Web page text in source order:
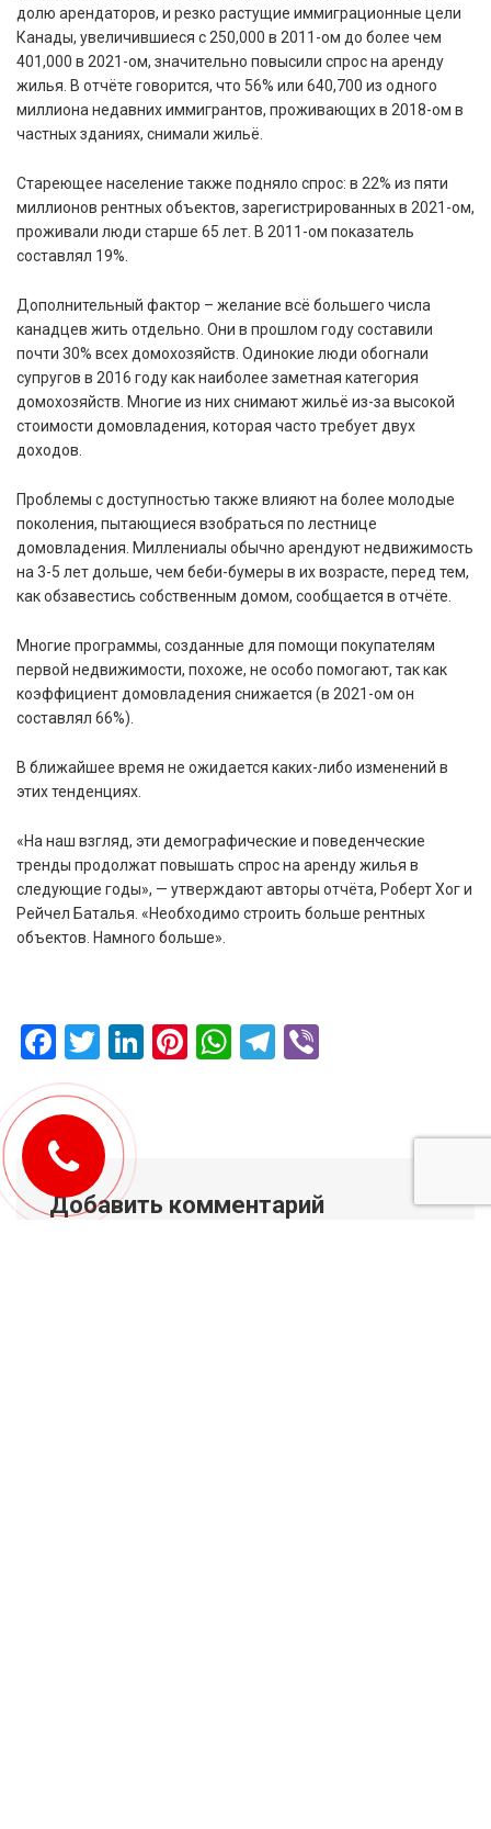
долю арендаторов, и резко растущие иммиграционные цели
Канады, увеличившиеся с 250,000 в 2011-ом до более чем
401,000 в 2021-ом, значительно повысили спрос на аренду
жилья. В отчёте говорится, что 56% или 640,700 из одного
миллиона недавних иммигрантов, проживающих в 2018-ом в
частных зданиях, снимали жильё.
Стареющее население также подняло спрос: в 22% из пяти
миллионов рентных объектов, зарегистрированных в 2021-ом,
проживали люди старше 65 лет. В 2011-ом показатель
составлял 19%.
Дополнительный фактор – желание всё большего числа
канадцев жить отдельно. Они в прошлом году составили
почти 30% всех домохозяйств. Одинокие люди обогнали
супругов в 2016 году как наиболее заметная категория
домохозяйств. Многие из них снимают жильё из-за высокой
стоимости домовладения, которая часто требует двух
доходов.
Проблемы с доступностью также влияют на более молодые
поколения, пытающиеся взобраться по лестнице
домовладения. Миллениалы обычно арендуют недвижимость
на 3-5 лет дольше, чем беби-бумеры в их возрасте, перед тем,
как обзавестись собственным домом, сообщается в отчёте.
Многие программы, созданные для помощи покупателям
первой недвижимости, похоже, не особо помогают, так как
коэффициент домовладения снижается (в 2021-ом он
составлял 66%).
В ближайшее время не ожидается каких-либо изменений в
этих тенденциях.
«На наш взгляд, эти демографические и поведенческие
тренды продолжат повышать спрос на аренду жилья в
следующие годы», — утверждают авторы отчёта, Роберт Хог и
Рейчел Баталья. «Необходимо строить больше рентных
объектов. Намного больше».
Facebook
Twitter
LinkedIn
Pinterest
WhatsApp
Telegram
Добавить комментарий